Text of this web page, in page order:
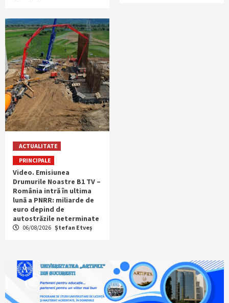
ACTUALITATE
PRINCIPALE
Video. Emisiunea
Drumurile Noastre B1 TV –
România intră în ultima
lună a PNRR: miliarde de
euro depind de
autostrăzile neterminate
06/08/2026 Ștefan Etveș